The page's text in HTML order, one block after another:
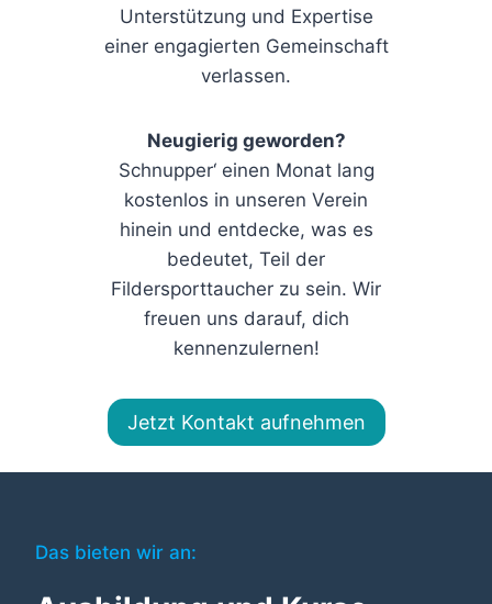
Unterstützung und Expertise
einer engagierten Gemeinschaft
verlassen.
Neugierig geworden?
Schnupper‘ einen Monat lang
kostenlos in unseren Verein
hinein und entdecke, was es
bedeutet, Teil der
Fildersporttaucher zu sein. Wir
freuen uns darauf, dich
kennenzulernen!
Jetzt Kontakt aufnehmen
Das bieten wir an: